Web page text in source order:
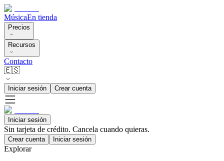
MúsicaEn tienda
Precios
Recursos
Contacto
🇪🇸
Iniciar sesión Crear cuenta
Iniciar sesión
Sin tarjeta de crédito. Cancela cuando quieras.
Crear cuenta Iniciar sesión
Explorar